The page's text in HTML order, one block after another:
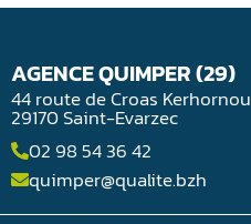
AGENCE QUIMPER (29)
44 route de Croas Kerhornou
29170 Saint-Evarzec
02 98 54 36 42
quimper@qualite.bzh